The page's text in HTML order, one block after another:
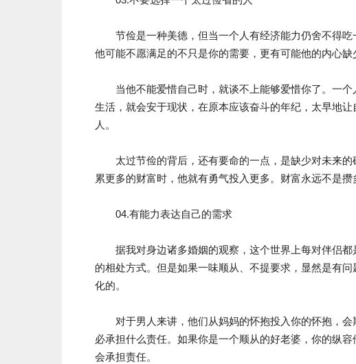
节俭是一种美德，但当一个人有经济能力仍舍不得吃
他可能不愿满足的不只是你的需要，更有可能他的内心缺
当他不能爱惜自己时，就谈不上能够爱惜你了。一个
生活，就会安于现状，在原本应该奋斗的年纪，太早地
人。
太过节俭的背后，还有要命的一点，是缺少对未来的
累更多的财富时，他就有勇气投入更多。财富永远不是攒
04.有能力表达自己的需求
据我对身边诸多婚姻的观察，这个世界上每对伴侣都
的相处方式。但是如果一味顺从、不提要求，显然是有
化的。
对于男人来讲，他们从妈妈的怀抱投入你的怀抱，会
必承担什么责任。如果你是一个顺从的好老婆，你的纵
会承担责任。